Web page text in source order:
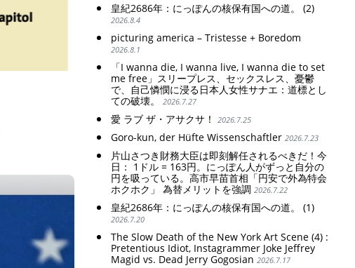
皇紀2686年：にっぽんの核保有国への道。 (2)
2026.8.4
picturing america – Tristesse + Boredom
2026.8.1
「I wanna die, I wanna live, I wanna die to set
me free」スリープレス、セックスレス、憂鬱
で、自己憐憫に浸る日本人女性サナエ：道標とし
ての破壊。
2026.7.27
愛 ラブ ザ・アサクサ！ 2026.7.25
Goro-kun, der Hüfte Wissenschaftler 2026.7.23
片山さつき財務大臣は即刻解任されるべきだ！今
日： 1ドル = 163円。にっぽん人がずっと自分の
円を吸っている。高市早苗首相「円安で外為特会
ホクホク」 為替メリットを強調 2026.7.22
皇紀2686年：にっぽんの核保有国への道。 (1)
2026.7.20
The Slow Death of the New York Art Scene (4) :
Pretentious Idiot, Instagrammer Joke Jeffrey
Magid vs. Dead Jerry Gogosian 2026.7.17